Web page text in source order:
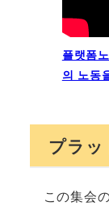
플랫폼
의 노동
プラッ
この集会